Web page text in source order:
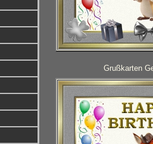
Grußkarten